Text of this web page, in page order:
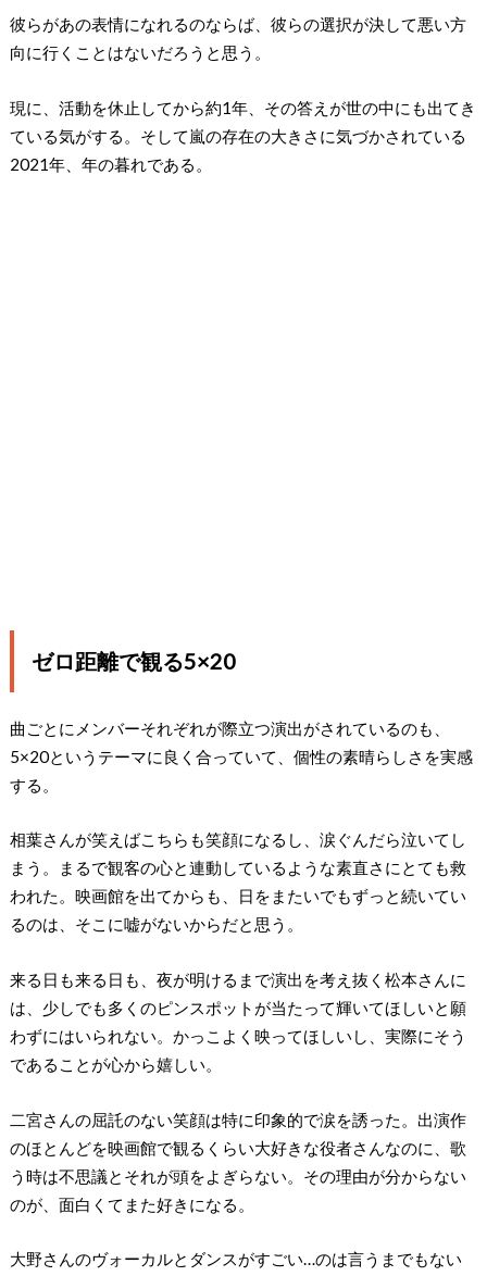
彼らがあの表情になれるのならば、彼らの選択が決して悪い方
向に行くことはないだろうと思う。
現に、活動を休止してから約1年、その答えが世の中にも出てき
ている気がする。そして嵐の存在の大きさに気づかされている
2021年、年の暮れである。
ゼロ距離で観る5×20
曲ごとにメンバーそれぞれが際立つ演出がされているのも、
5×20というテーマに良く合っていて、個性の素晴らしさを実感
する。
相葉さんが笑えばこちらも笑顔になるし、涙ぐんだら泣いてし
まう。まるで観客の心と連動しているような素直さにとても救
われた。映画館を出てからも、日をまたいでもずっと続いてい
るのは、そこに嘘がないからだと思う。
来る日も来る日も、夜が明けるまで演出を考え抜く松本さんに
は、少しでも多くのピンスポットが当たって輝いてほしいと願
わずにはいられない。かっこよく映ってほしいし、実際にそう
であることが心から嬉しい。
二宮さんの屈託のない笑顔は特に印象的で涙を誘った。出演作
のほとんどを映画館で観るくらい大好きな役者さんなのに、歌
う時は不思議とそれが頭をよぎらない。その理由が分からない
のが、面白くてまた好きになる。
大野さんのヴォーカルとダンスがすごい…のは言うまでもない